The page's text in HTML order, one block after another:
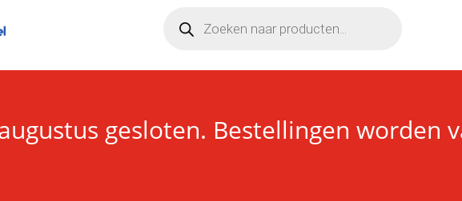
zoeken
gesloten. Bestellingen worden